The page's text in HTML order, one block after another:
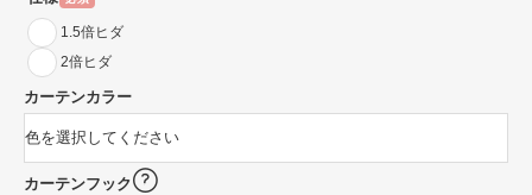
1.5倍ヒダ
2倍ヒダ
カーテンカラー
カーテンフック